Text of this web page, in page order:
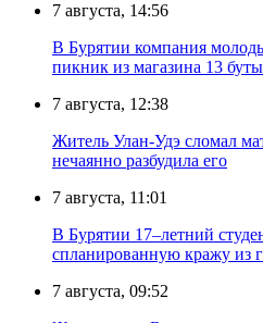
7 августа, 14:56
В Бурятии компания
пикник из магазина 13
7 августа, 12:38
Житель Улан-Удэ сломал
нечаянно разбудила его
7 августа, 11:01
В Бурятии 17–летний
спланированную кражу из
7 августа, 09:52